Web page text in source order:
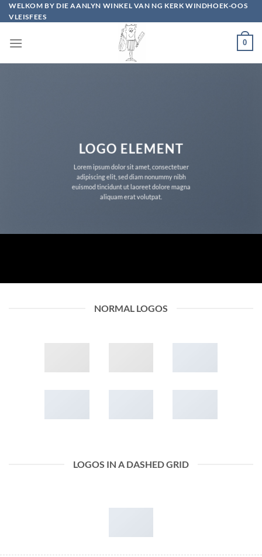
Skip
to
WELKOM BY DIE AANLYN WINKEL VAN NG KERK WINDHOEK-OOS
VLEISFEES
0
LOGO ELEMENT
Lorem ipsum dolor sit amet, consectetuer
adipiscing elit, sed diam nonummy nibh
euismod tincidunt ut laoreet dolore magna
aliquam erat volutpat.
NORMAL LOGOS
LOGOS IN A DASHED GRID